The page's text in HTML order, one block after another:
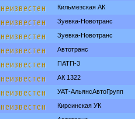
неизвестен Кильмезская АК
неизвестен Зуевка-Новотранс
неизвестен Зуевка-Новотранс
неизвестен Автотранс
неизвестен ПАТП-3
неизвестен АК 1322
неизвестен УАТ-АльянсАвтоГрупп
неизвестен Кирсинская УК